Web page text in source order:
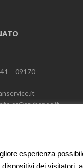
– 09170
esperienza
dei